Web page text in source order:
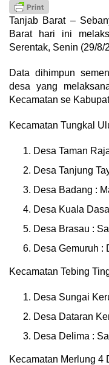
Tanjab Barat –
Barat hari ini
Serentak, Senin (29/8/
Data dihimpun
desa yang
Kecamatan se
Kecamatan Tungkal
Desa Taman
Desa Tanjung
Desa Badang :
Desa Kuala
Desa Brasau :
Desa Gemuruh :
Kecamatan Tebing
Desa Sungai
Desa Dataran
Desa Delima :
Kecamatan Merlung 4